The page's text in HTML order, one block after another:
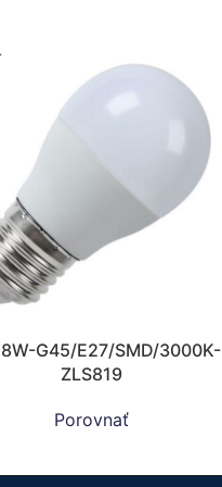
8W-G45/E27/SMD/3000K-
ZLS819
Porovnať